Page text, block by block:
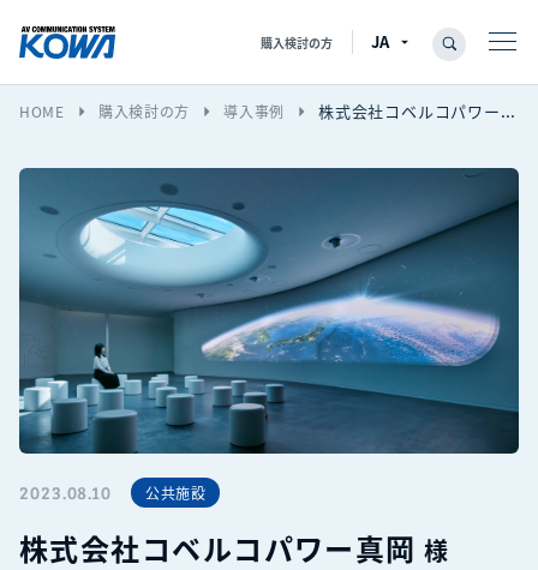
購入検討の方
HOME arrow_right 購入検討の方 arrow_right 導入事例 arrow_right 株式会社コベルコパワー真岡
2023.08.10 公共施設
株式会社コベルコパワー真岡様